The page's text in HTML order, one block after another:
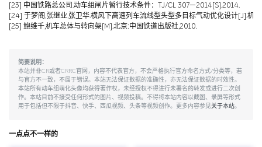
[23] 中国铁路总公司.动车组闸片暂行技术条件：TJ/CL 307—2014[S].2014.
[24] 于梦阁,张继业,张卫华.横风下高速列车流线型头型多目标气动优化设计[J].机
[25] 鲍维千,机车总体与转向架[M].北京:中国铁道出版社,2010.
简要说明：
本站并非CR或者CRRC官网，内容不代表官方，不会严格执行官方命名方式/分类等，若
与官方不一致，不属于错误。本站无法保证数据的准确性，亦无法保证数据的时效性。
本站所有动车组萌化头像均获得著作权，未经授权不得进行未署名的转发或进行二次创
作。本站目前不接受任何形式的图片、视频投稿。不得将本站内容以截图、录屏等形式
用于包括但不限于抖音、快手、西瓜视频、头条等视频创作。更多内容参见关于本站。
一点点不一样的